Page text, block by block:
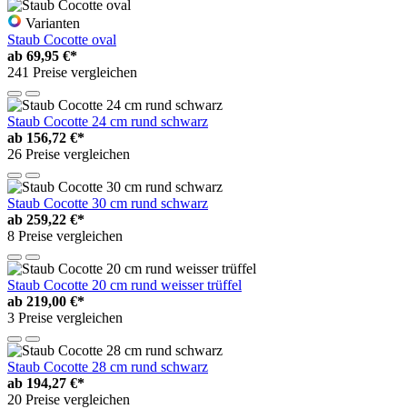
Varianten
Staub Cocotte oval
ab 69,95 €*
241 Preise vergleichen
Staub Cocotte 24 cm rund schwarz
ab 156,72 €*
26 Preise vergleichen
Staub Cocotte 30 cm rund schwarz
ab 259,22 €*
8 Preise vergleichen
Staub Cocotte 20 cm rund weisser trüffel
ab 219,00 €*
3 Preise vergleichen
Staub Cocotte 28 cm rund schwarz
ab 194,27 €*
20 Preise vergleichen